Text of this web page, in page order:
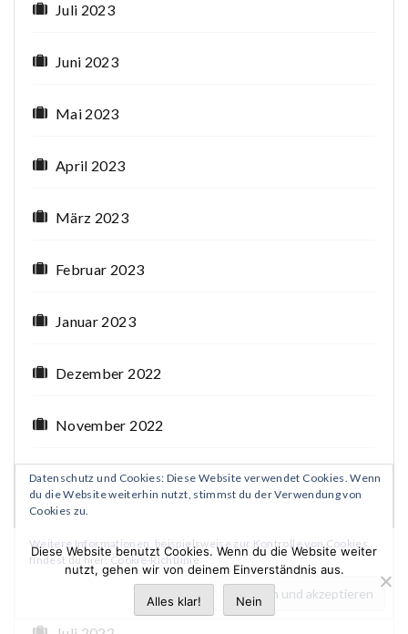
Juli 2023
Juni 2023
Mai 2023
April 2023
März 2023
Februar 2023
Januar 2023
Dezember 2022
November 2022
Oktober 2022
August 2022
Datenschutz und Cookies: Diese Website verwendet Cookies. Wenn
du die Website weiterhin nutzt, stimmst du der Verwendung von
Cookies zu.
Weitere Informationen, beispielsweise zur Kontrolle von Cookies,
findest du hier:Cookie-Richtlinie
Diese Website benutzt Cookies. Wenn du die Website weiter
nutzt, gehen wir von deinem Einverständnis aus.
Alles klar! Nein